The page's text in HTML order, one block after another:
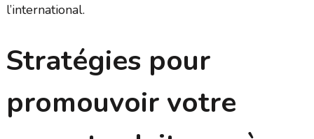
l’international.
Stratégies pour
promouvoir votre